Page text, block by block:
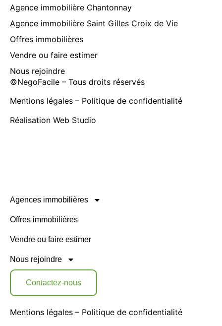
Agence immobilière Chantonnay
Agence immobilière Saint Gilles Croix de Vie
Offres immobilières
Vendre ou faire estimer
Nous rejoindre
©NegoFacile – Tous droits réservés
Mentions légales – Politique de confidentialité
Réalisation Web Studio
Agences immobilières
Offres immobilières
Vendre ou faire estimer
Nous rejoindre
Contactez-nous
Mentions légales – Politique de confidentialité